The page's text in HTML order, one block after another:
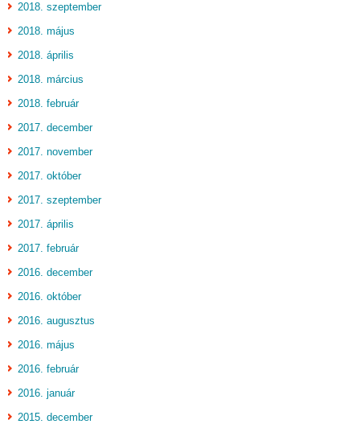
2018. szeptember
2018. május
2018. április
2018. március
2018. február
2017. december
2017. november
2017. október
2017. szeptember
2017. április
2017. február
2016. december
2016. október
2016. augusztus
2016. május
2016. február
2016. január
2015. december